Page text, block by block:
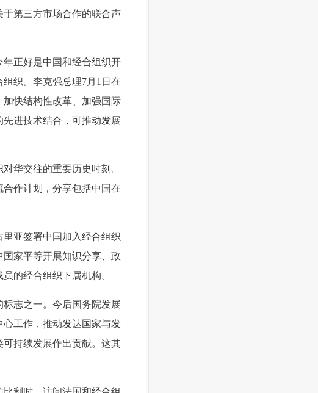
第三方市场合作的联合声
正好是中国和经合组织开
织。李克强总理7月1日在
快结构性改革、加强国际
进技术结合，可推动发展
华交往的重要历史时刻。
作计划，分享包括中国在
亚签署中国加入经合组织
家平等开展知识分享、政
的经合组织下属机构。
志之一。今后国务院发展
工作，推动发达国家与发
持续发展作出贡献。这其